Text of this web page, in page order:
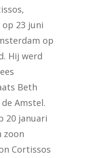
23 juni
op
Hij werd
Beth
Amstel.
20 januari
zoon
Cortissos